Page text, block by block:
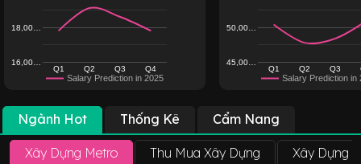
Salary Prediction in 2025
Q1 Q2 Q3 Q4
16,00…
18,00…
Salary Prediction in
Q1 Q2 Q3
45,00…
50,00…
Ngành Hot Thống Kê Cẩm Nang
Xây Dựng Metro Thu Mua Xây Dựng Xây Dựng